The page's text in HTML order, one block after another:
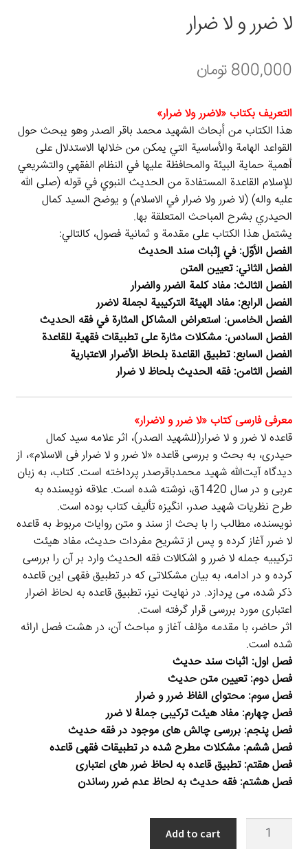
لا ضرر و لا ضرار
800,000تومان
التعریف بکتاب «لاضرر ولا ضرار»
هذا الكتاب من أبحاث الشهيد محمد باقر الصدر وهو يبحث حول
القواعد الهامة والأساسية التي يمكن من خلالها الاستدلال على
أهمية حماية البيئة والمحافظة عليها في النظام الفقهي والتشريعي
للإسلام القاعدة المستفادة من الحديث النبوي في قوله (صلى الله
عليه واله) (لا ضرر ولا ضرار في الاسلام) و يوضح السيد كمال
الحيدري بشرح المباحث المتعلقة بها.
یشتمل هذا الکتاب علی مقدمة و ثمانیة فصول، كالتالي:
الفصل الأوّل: في إثبات سند الحديث
الفصل الثاني: تعيين المتن
الفصل الثالث: مفاد كلمة الضرر والضرار
الفصل الرابع: مفاد الهيئة التركيبية لجملة لاضرر
الفصل الخامس: استعراض المشاكل المثارة في فقه الحديث
الفصل السادس: مشكلات مثارة على تطبيقات فقهية للقاعدة
الفصل السابع: تطبيق القاعدة بلحاظ الأضرار الاعتبارية
الفصل الثامن: فقه الحديث بلحاظ لا ضرار
معرفی فارسی کتاب «لا ضرر و لاضرار»
قاعده لا ضرر و لا ضرار(للشهيد الصدر)، اثر علامه سيد كمال
حيدرى، به بحث و بررسى قاعده «لا ضرر و لا ضرار فى الاسلام»، از
ديدگاه آیت‌الله شهيد محمدباقرصدر پرداخته است. كتاب، به زبان
عربى و در سال 1420ق، نوشته شده است. علاقه نويسنده به
طرح نظريات شهيد صدر، انگيزه تأليف كتاب بوده است.
نويسنده، مطالب را با بحث از سند و متن روايات مربوط به قاعده
لا ضرر آغاز كرده و پس از تشريح مفردات حديث، مفاد هيئت
تركيبيه جمله لا ضرر و اشكالات فقه الحديث وارد بر آن را بررسى
كرده و در ادامه، به بیان مشكلاتى كه در تطبيق فقهى اين قاعده
ذكر شده، می پردازد. در نهايت نیز، تطبيق قاعده به لحاظ اضرار
اعتبارى مورد بررسى قرار گرفته است.
اثر حاضر، با مقدمه مؤلف آغاز و مباحث آن، در هشت فصل ارائه
شده است.
فصل اول: اثبات سند حدیث
فصل دوم: تعیین متن حدیث
فصل سوم: محتوای الفاظ ضرر و ضرار
فصل چهارم: مفاد هیئت ترکیبی جملۀ لا ضرر
فصل پنجم: بررسی چالش های موجود در فقه حدیث
فصل ششم: مشکلات مطرح شده در تطبیقات فقهی قاعده
فصل هقتم: تطبیق قاعده به لحاظ ضرر های اعتباری
فصل هشتم: فقه حدیث به لحاظ عدم ضرر رساندن
Add to cart